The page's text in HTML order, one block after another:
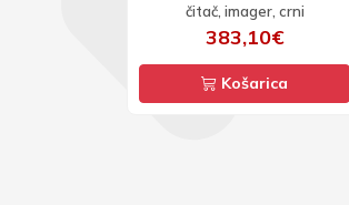
čitač, imager, crni
383,10€
Košarica